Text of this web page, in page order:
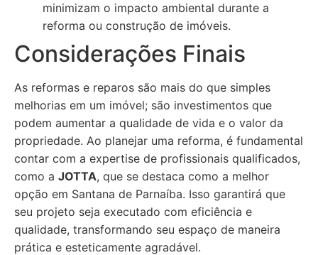
minimizam o impacto ambiental durante a
reforma ou construção de imóveis.
Considerações Finais
As reformas e reparos são mais do que simples
melhorias em um imóvel; são investimentos que
podem aumentar a qualidade de vida e o valor da
propriedade. Ao planejar uma reforma, é fundamental
contar com a expertise de profissionais qualificados,
como a JOTTA, que se destaca como a melhor
opção em Santana de Parnaíba. Isso garantirá que
seu projeto seja executado com eficiência e
qualidade, transformando seu espaço de maneira
prática e esteticamente agradável.